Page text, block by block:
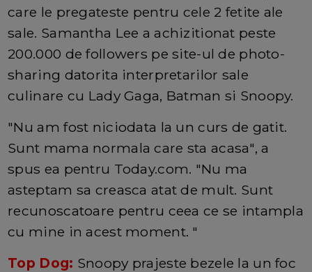
care le pregateste pentru cele 2 fetite ale
sale. Samantha Lee a achizitionat peste
200.000 de followers pe site-ul de photo-
sharing datorita interpretarilor sale
culinare cu Lady Gaga, Batman si Snoopy.
"Nu am fost niciodata la un curs de gatit.
Sunt mama normala care sta acasa", a
spus ea pentru Today.com. "Nu ma
asteptam sa creasca atat de mult. Sunt
recunoscatoare pentru ceea ce se intampla
cu mine in acest moment. "
Top Dog: Snoopy prajeste bezele la un foc